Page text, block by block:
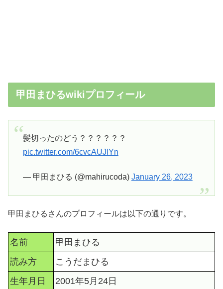
甲田まひるwikiプロフィール
髪切ったのどう？？？？？？
pic.twitter.com/6cvcAUJIYn
— 甲田まひる (@mahirucoda) January 26, 2023
甲田まひるさんのプロフィールは以下の通りです。
名前
甲田まひる
読み方
こうだまひる
生年月日
2001年5月24日